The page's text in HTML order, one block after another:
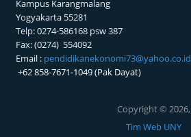
Kampus Karangmalang
Yogyakarta 55281
Telp: 0274-586168 psw 387
Fax: (0274) 554092
Email : pendidikanekonomi73@yahoo.co.id
+62 858-7671-1049 (Pak Dayat)
Copyright © 2026,
Tim Web UNY